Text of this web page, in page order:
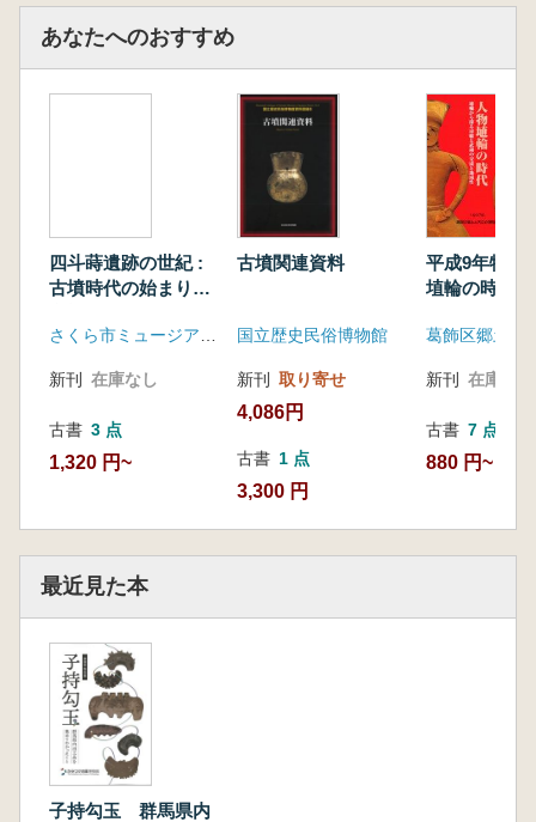
あなたへのおすすめ
四斗蒔遺跡の世紀 :
古墳時代の始まりと
新刊 在庫なし
古書 3 点
1,320 円~
古墳関連資料
国立歴史民俗博物館
新刊 取り寄せ
4,086円
古書 1 点
3,300 円
平成9年特
埴輪の時代
新刊 在庫なし
古書 7 点
880 円~
最近見た本
子持勾玉 群馬県内